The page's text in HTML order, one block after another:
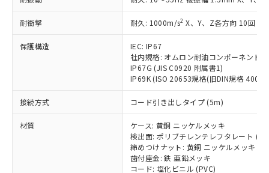
耐衝撃 耐久: 1000m/s2 X、Y、Z各方向 10回
保護構造
IEC: IP67
社内規格: オムロン耐油コンポーネント
IP67G (JIS C0920 附属書1)
IP69K (ISO 20653規格(旧DIN規格
接続方式 コード引き出しタイプ (5m)
材質
ケース: 黄銅 ニッケルメッキ
検出面: ポリブチレンテレフタレート
締めつけナット: 黄銅 ニッケルメッキ
歯付座金: 鉄 亜鉛メッキ
コード: 塩化ビニル (PVC)
タに基づき作成されるものであり、閲
覧された時点での実際の在庫および標
準価格とは異なる場合があることをご
了承ください。
正式な納期状況および標準価格はお客
様のお取引先、またはお客様担当のオ
ムロン制御機器販売店・当社販売員に
ご相談ください。
オムロン制御機器販売店や当社販売拠
販売ネットワーク
」をご確認
在庫状況および標準価格結果を当社の
事前の承諾なく第三者に漏洩または開
示しないようお願いします。
鉛(Pb) 1000ppm以下、 水銀(Hg) 1000ppm以下、 カド
ミウム(Cd) 100ppm以下、
六価クロム(Cr(Ⅵ)) 1000ppm以下、ポリ臭化ビフェニル
類(PBB) 1000ppm以下、ポリ臭化ジフェニルエーテル類
(PBDE) 1000ppm以下、フタル酸ビス(2-エチルヘキシ
ル) (DEHP)(別名：DOP) 1000ppm以下、フタル酸ブチ
ルベンジル（BBP） 1000ppm以下、フタル酸ジブチル
（DBP） 1000ppm以下、フタル酸ジイソブチル
但し、RoHS指令で産業用監視および制御機器に対する
適用除外項目は除く。
フタル酸エステル類の４物質については閾値を超える意
図的な使用がないことを確認しています。
*中国RoHS10物質の基準値 (GB/T26572)：
Pb(鉛) :1000ppm、 Hg(水銀) : 1000ppm、 Cd(カドミウ
Cr(Ⅵ)(六価クロム) : 1000ppm、 PBBs(ポリ臭化ビフェ
ニル類) : 1000ppm、 PBDEs(ポリ臭化ジフェニルエーテ
DBP(フタル酸ジブチル) : 1000ppm、 DIBP(フタル酸ジ
イソブチル) : 1000ppm、 BBP(フタル酸ブチルベンジ
DEHP(フタル酸ビス(2-エチルヘキシル)) : 1000ppm
※2 環境保護使用期限
「ｅ」：有害物質（10物質）のすべてが基
準値以下であることを示します。
または国外への提供する場合は、日本
国政府の輸出許可(または役務取引許
可)を取得するなどの必要な手続きを
当社は規制貨物を破棄する場合は、完
全に破砕するなど、違法に輸出されな
いよう必要な手段を講じます。
当社は貴社製品を、核兵器、ミサイ
ル、化学兵器、生物兵器またはその他
武器並びにこれらの製造装置等に一切
使用いたしません。
当社は、貴社製品を第三者に販売する
場合は、上記1、2および3の内容を当
該第三者に通知します。また当社は、
一定数以上の在庫あり
一定数には満たないが在庫あり
在庫なし(最新の在庫状況につ
いては、お客様のお取引先、ま
たはお客様担当のオムロン制御
機器販売店・当社販売員にご確
認ください)